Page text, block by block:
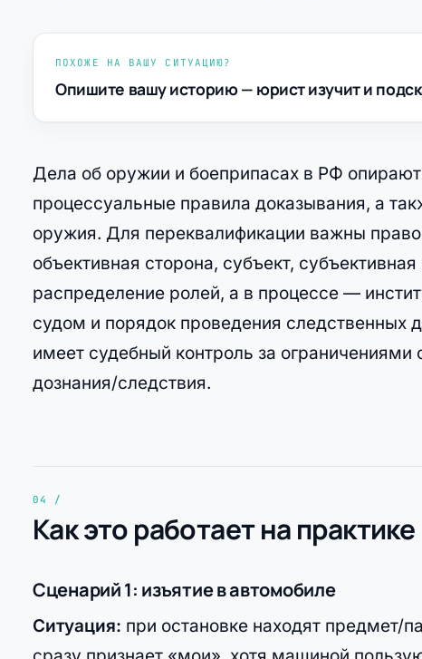
ПОХОЖЕ НА ВАШУ СИТУАЦИЮ?
Опишите вашу историю — юрист изучит и
Дела об оружии и боеприпасах в РФ
процессуальные правила доказывания, а
оружия. Для переквалификации важны
объективная сторона, субъект,
распределение ролей, а в процессе —
судом и порядок проведения следственных
имеет судебный контроль за
дознания/следствия.
Как это работает на практике
Сценарий 1: изъятие в автомобиле
Ситуация: при остановке находят предмет/